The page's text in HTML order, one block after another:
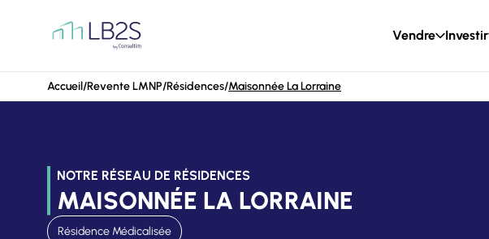
Vendre
Investir
Accueil/Revente LMNP/Résidences/Maisonnée La Lorraine
NOTRE RÉSEAU DE RÉSIDENCES
MAISONNÉE LA LORRAINE
Résidence Médicalisée